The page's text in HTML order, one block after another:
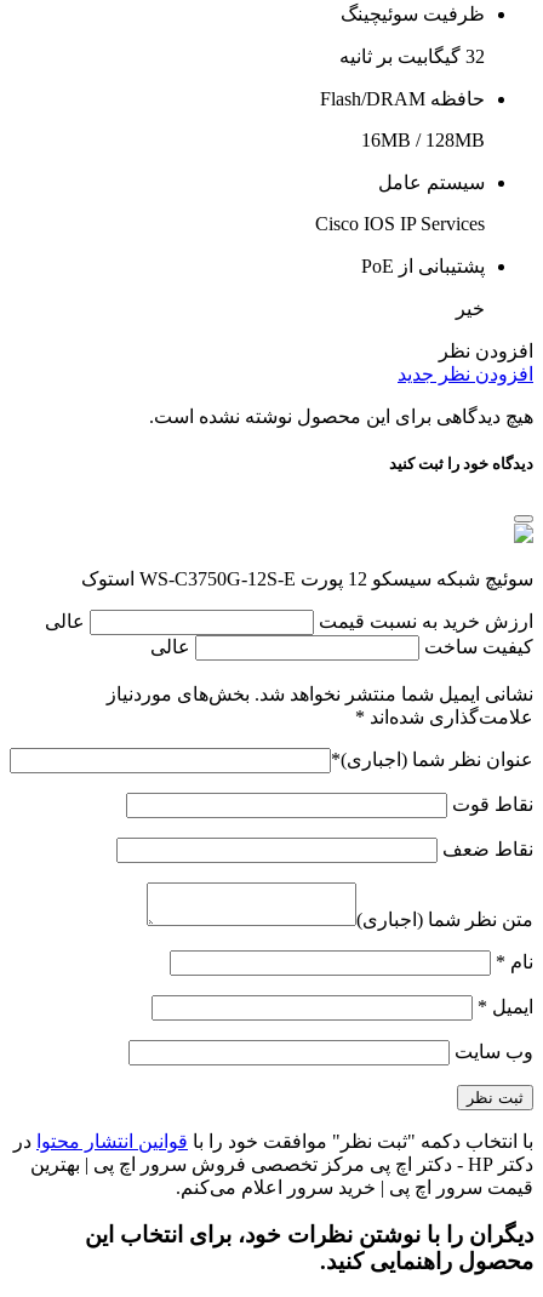
ظرفیت سوئیچینگ
32 گیگابیت بر ثانیه
حافظه Flash/DRAM
16MB / 128MB
سیستم عامل
Cisco IOS IP Services
پشتیبانی از PoE
خیر
افزودن نظر
افزودن نظر جدید
هیچ دیدگاهی برای این محصول نوشته نشده است.
دیدگاه خود را ثبت کنید
سوئیچ شبکه سیسکو 12 پورت WS-C3750G-12S-E استوک
ارزش خرید به نسبت قیمت
عالی
کیفیت ساخت
عالی
نشانی ایمیل شما منتشر نخواهد شد. بخش‌های موردنیاز
علامت‌گذاری شده‌اند *
عنوان نظر شما (اجباری)*
نقاط قوت
نقاط ضعف
متن نظر شما (اجباری)
نام *
ایمیل *
وب‌ سایت
با انتخاب دکمه "ثبت نظر" موافقت خود را با قوانین انتشار محتوا در
دکتر HP - دکتر اچ پی مرکز تخصصی فروش سرور اچ پی | بهترین
قیمت سرور اچ پی | خرید سرور اعلام می‌کنم.
دیگران را با نوشتن نظرات خود، برای انتخاب این
محصول راهنمایی کنید.